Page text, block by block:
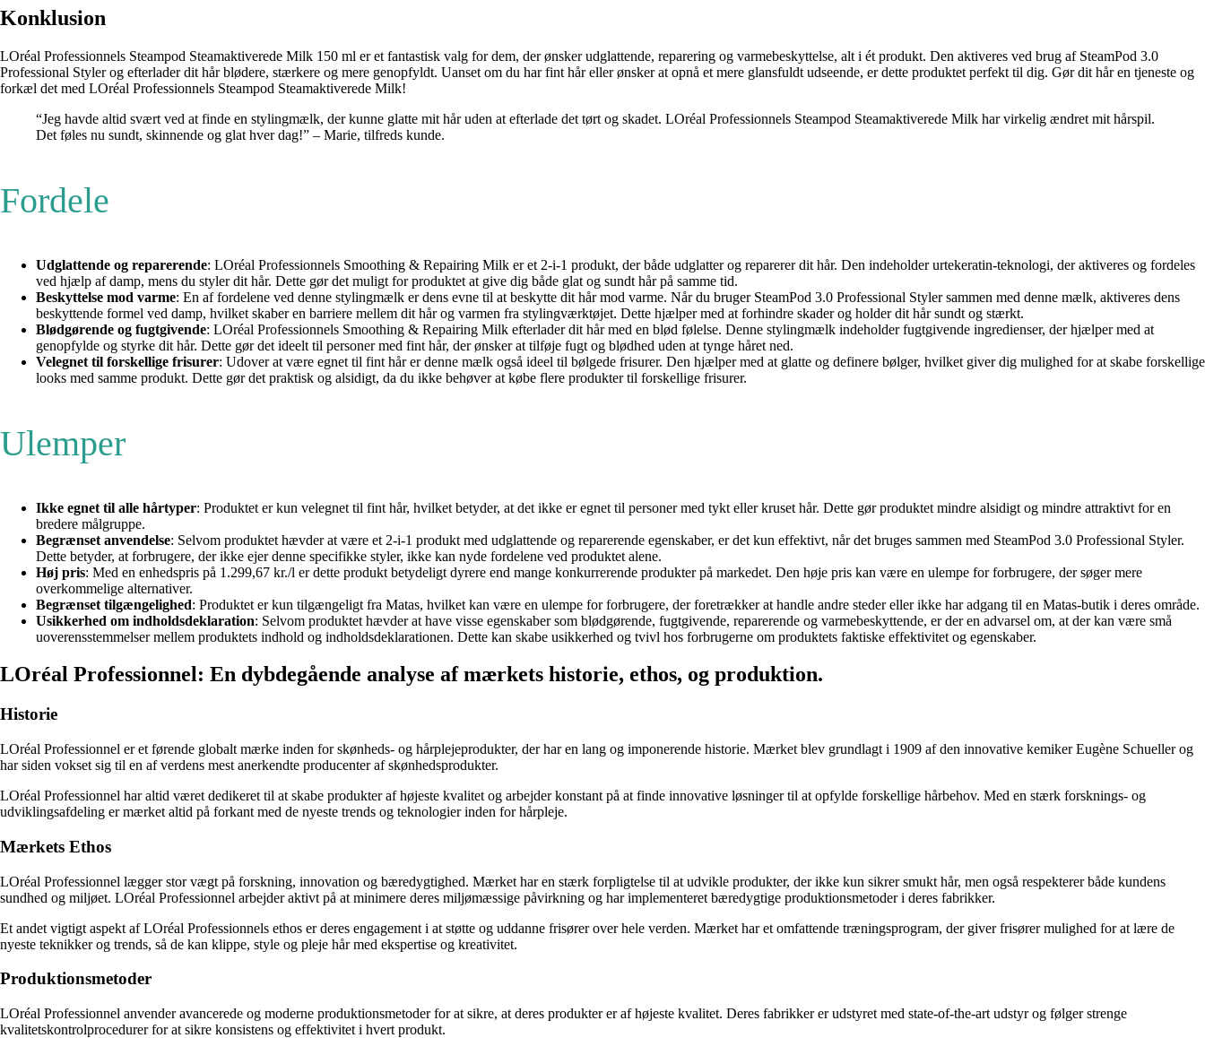
Konklusion
LOréal Professionnels Steampod Steamaktiverede Milk 150 ml er et fantastisk valg for dem, der ønsker udglattende, reparering og varmebeskyttelse, alt i ét produkt. Den aktiveres ved brug af SteamPod 3.0
Professional Styler og efterlader dit hår blødere, stærkere og mere genopfyldt. Uanset om du har fint hår eller ønsker at opnå et mere glansfuldt udseende, er dette produktet perfekt til dig. Gør dit hår en tjeneste og
forkæl det med LOréal Professionnels Steampod Steamaktiverede Milk!
“Jeg havde altid svært ved at finde en stylingmælk, der kunne glatte mit hår uden at efterlade det tørt og skadet. LOréal Professionnels Steampod Steamaktiverede Milk har virkelig ændret mit hårspil.
Det føles nu sundt, skinnende og glat hver dag!” – Marie, tilfreds kunde.
Fordele
Udglattende og reparerende: LOréal Professionnels Smoothing & Repairing Milk er et 2-i-1 produkt, der både udglatter og reparerer dit hår. Den indeholder urtekeratin-teknologi, der aktiveres og fordeles
ved hjælp af damp, mens du styler dit hår. Dette gør det muligt for produktet at give dig både glat og sundt hår på samme tid.
Beskyttelse mod varme: En af fordelene ved denne stylingmælk er dens evne til at beskytte dit hår mod varme. Når du bruger SteamPod 3.0 Professional Styler sammen med denne mælk, aktiveres dens
beskyttende formel ved damp, hvilket skaber en barriere mellem dit hår og varmen fra stylingværktøjet. Dette hjælper med at forhindre skader og holder dit hår sundt og stærkt.
Blødgørende og fugtgivende: LOréal Professionnels Smoothing & Repairing Milk efterlader dit hår med en blød følelse. Denne stylingmælk indeholder fugtgivende ingredienser, der hjælper med at
genopfylde og styrke dit hår. Dette gør det ideelt til personer med fint hår, der ønsker at tilføje fugt og blødhed uden at tynge håret ned.
Velegnet til forskellige frisurer: Udover at være egnet til fint hår er denne mælk også ideel til bølgede frisurer. Den hjælper med at glatte og definere bølger, hvilket giver dig mulighed for at skabe forskellige
looks med samme produkt. Dette gør det praktisk og alsidigt, da du ikke behøver at købe flere produkter til forskellige frisurer.
Ulemper
Ikke egnet til alle hårtyper: Produktet er kun velegnet til fint hår, hvilket betyder, at det ikke er egnet til personer med tykt eller kruset hår. Dette gør produktet mindre alsidigt og mindre attraktivt for en
bredere målgruppe.
Begrænset anvendelse: Selvom produktet hævder at være et 2-i-1 produkt med udglattende og reparerende egenskaber, er det kun effektivt, når det bruges sammen med SteamPod 3.0 Professional Styler.
Dette betyder, at forbrugere, der ikke ejer denne specifikke styler, ikke kan nyde fordelene ved produktet alene.
Høj pris: Med en enhedspris på 1.299,67 kr./l er dette produkt betydeligt dyrere end mange konkurrerende produkter på markedet. Den høje pris kan være en ulempe for forbrugere, der søger mere
overkommelige alternativer.
Begrænset tilgængelighed: Produktet er kun tilgængeligt fra Matas, hvilket kan være en ulempe for forbrugere, der foretrækker at handle andre steder eller ikke har adgang til en Matas-butik i deres område.
Usikkerhed om indholdsdeklaration: Selvom produktet hævder at have visse egenskaber som blødgørende, fugtgivende, reparerende og varmebeskyttende, er der en advarsel om, at der kan være små
uoverensstemmelser mellem produktets indhold og indholdsdeklarationen. Dette kan skabe usikkerhed og tvivl hos forbrugerne om produktets faktiske effektivitet og egenskaber.
LOréal Professionnel: En dybdegående analyse af mærkets historie, ethos, og produktion.
Historie
LOréal Professionnel er et førende globalt mærke inden for skønheds- og hårplejeprodukter, der har en lang og imponerende historie. Mærket blev grundlagt i 1909 af den innovative kemiker Eugène Schueller og
har siden vokset sig til en af verdens mest anerkendte producenter af skønhedsprodukter.
LOréal Professionnel har altid været dedikeret til at skabe produkter af højeste kvalitet og arbejder konstant på at finde innovative løsninger til at opfylde forskellige hårbehov. Med en stærk forsknings- og
udviklingsafdeling er mærket altid på forkant med de nyeste trends og teknologier inden for hårpleje.
Mærkets Ethos
LOréal Professionnel lægger stor vægt på forskning, innovation og bæredygtighed. Mærket har en stærk forpligtelse til at udvikle produkter, der ikke kun sikrer smukt hår, men også respekterer både kundens
sundhed og miljøet. LOréal Professionnel arbejder aktivt på at minimere deres miljømæssige påvirkning og har implementeret bæredygtige produktionsmetoder i deres fabrikker.
Et andet vigtigt aspekt af LOréal Professionnels ethos er deres engagement i at støtte og uddanne frisører over hele verden. Mærket har et omfattende træningsprogram, der giver frisører mulighed for at lære de
nyeste teknikker og trends, så de kan klippe, style og pleje hår med ekspertise og kreativitet.
Produktionsmetoder
LOréal Professionnel anvender avancerede og moderne produktionsmetoder for at sikre, at deres produkter er af højeste kvalitet. Deres fabrikker er udstyret med state-of-the-art udstyr og følger strenge
kvalitetskontrolprocedurer for at sikre konsistens og effektivitet i hvert produkt.